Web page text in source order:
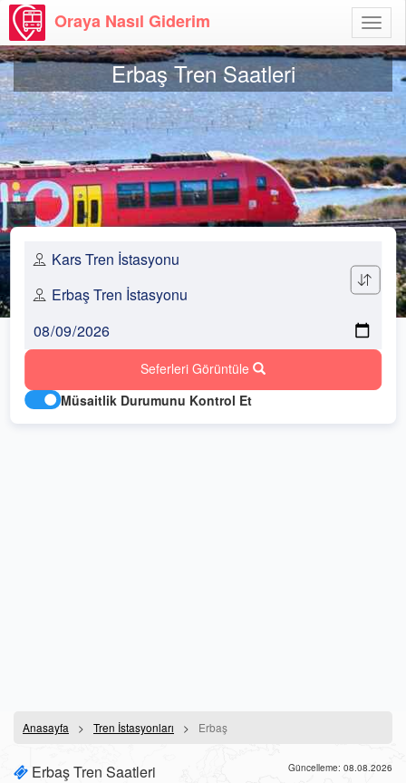
Aç
Oraya Nasıl Giderim
Erbaş Tren Saatleri
Seferleri Görüntüle
Müsaitlik Durumunu Kontrol Et
Anasayfa Tren İstasyonları Erbaş
Erbaş Tren Saatleri Güncelleme: 08.08.2026